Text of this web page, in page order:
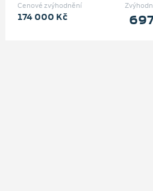
Cenové zvýhodnění
174 000 Kč